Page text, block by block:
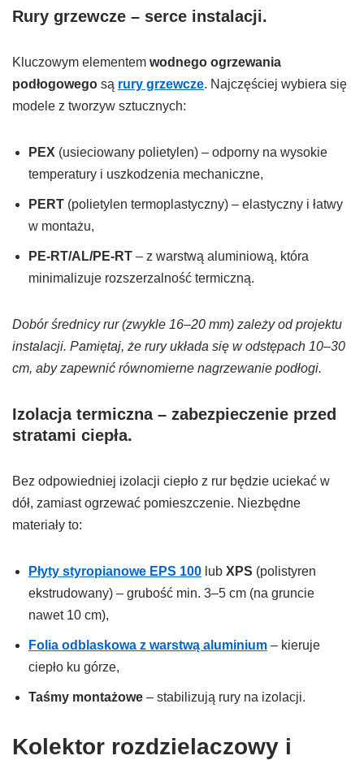
Rury grzewcze – serce instalacji.
Kluczowym elementem wodnego ogrzewania
podłogowego są rury grzewcze. Najczęściej wybiera się
modele z tworzyw sztucznych:
PEX (usieciowany polietylen) – odporny na wysokie
temperatury i uszkodzenia mechaniczne,
PERT (polietylen termoplastyczny) – elastyczny i łatwy
w montażu,
PE-RT/AL/PE-RT – z warstwą aluminiową, która
minimalizuje rozszerzalność termiczną.
Dobór średnicy rur (zwykle 16–20 mm) zależy od projektu
instalacji. Pamiętaj, że rury układa się w odstępach 10–30
cm, aby zapewnić równomierne nagrzewanie podłogi.
Izolacja termiczna – zabezpieczenie przed
stratami ciepła.
Bez odpowiedniej izolacji ciepło z rur będzie uciekać w
dół, zamiast ogrzewać pomieszczenie. Niezbędne
materiały to:
Płyty styropianowe EPS 100 lub XPS (polistyren
ekstrudowany) – grubość min. 3–5 cm (na gruncie
nawet 10 cm),
Folia odblaskowa z warstwą aluminium – kieruje
ciepło ku górze,
Taśmy montażowe – stabilizują rury na izolacji.
Kolektor rozdzielaczowy i